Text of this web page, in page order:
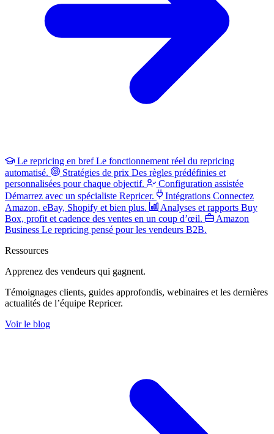
Le repricing en bref Le fonctionnement réel du repricing
automatisé.
Stratégies de prix Des règles prédéfinies et
personnalisées pour chaque objectif.
Configuration assistée
Démarrez avec un spécialiste Repricer.
Intégrations Connectez
Amazon, eBay, Shopify et bien plus.
Analyses et rapports Buy
Box, profit et cadence des ventes en un coup d’œil.
Amazon
Business Le repricing pensé pour les vendeurs B2B.
Ressources
Apprenez des vendeurs qui gagnent.
Témoignages clients, guides approfondis, webinaires et les dernières
actualités de l’équipe Repricer.
Voir le blog